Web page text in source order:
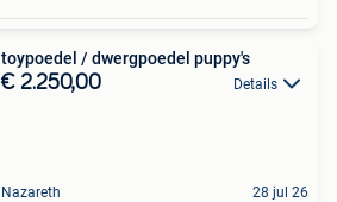
toypoedel / dwergpoedel puppy's
€ 2.250,00 Details
Nazareth 28 jul 26